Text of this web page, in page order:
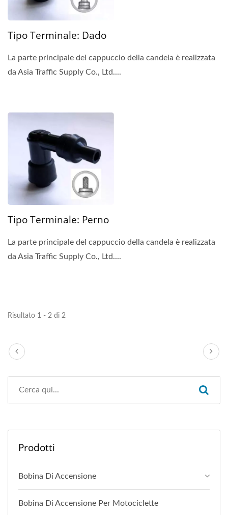
Tipo Terminale: Dado
La parte principale del cappuccio della candela è realizzata
da Asia Traffic Supply Co., Ltd....
Tipo Terminale: Perno
La parte principale del cappuccio della candela è realizzata
da Asia Traffic Supply Co., Ltd....
Risultato 1 - 2 di 2
Prodotti
Bobina Di Accensione
Bobina Di Accensione Per Motociclette